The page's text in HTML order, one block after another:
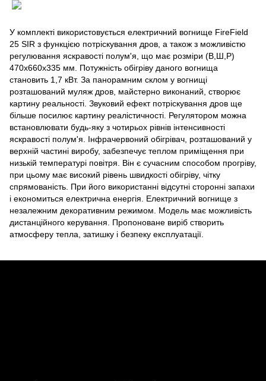
У комплекті використовується електричний вогнище FireField
25 SIR з функцією потріскування дров, а також з можливістю
регулювання яскравості полум'я, що має розміри (В,Ш,Р)
470х660х335 мм. Потужність обігріву даного вогнища
становить 1,7 кВт. За панорамним склом у вогнищі
розташований муляж дров, майстерно виконаний, створює
картину реальності. Звуковий ефект потріскування дров ще
більше посилює картину реалістичності. Регулятором можна
встановлювати будь-яку з чотирьох рівнів інтенсивності
яскравості полум'я. Інфрачервоний обігрівач, розташований у
верхній частині виробу, забезпечує теплом приміщення при
низькій температурі повітря. Він є сучасним способом прогріву,
при цьому має високий рівень швидкості обігріву, чітку
спрямованість. При його використанні відсутні сторонні запахи
і економиться електрична енергія. Електричний вогнище з
незалежним декоративним режимом. Модель має можливість
дистанційного керування. Пропоноване виріб створить
атмосферу тепла, затишку і безпеку експлуатації.